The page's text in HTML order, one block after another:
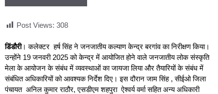
Post Views: 308
डिंडौरी। कलेक्टर हर्ष सिंह ने जनजातीय कल्याण केन्द्र बरगांव का निरीक्षण किया।
उन्होंने 19 जनवरी 2025 को केन्द्र में आयोजित होने वाले जनजातीय लोक संस्कृति
मेला के आयोजन के संबंध में व्यवस्थाओं का जायजा लिया और तैयारियों के संबंध में
संबंधित अधिकारियों को आवश्यक निर्देश दिए। इस दौरान जाम सिंह , सीईओ जिला
पंचायत अनिल कुमार राठौर, एसडीएम शहपुरा ऐश्वर्य वर्मा सहित अन्य अधिकारी